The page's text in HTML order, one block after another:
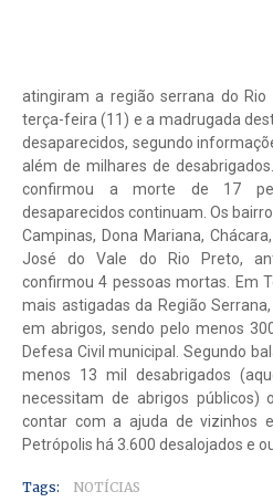
atingiram a região serrana do
terça-feira (11) e a madrugada
desaparecidos, segundo
além de milhares de
confirmou a morte de 17
desaparecidos continuam. Os
Campinas, Dona Mariana,
José do Vale do Rio Preto,
confirmou 4 pessoas mortas. Em
mais astigadas da Região Serrana,
em abrigos, sendo pelo menos
Defesa Civil municipal. Segundo
menos 13 mil desabrigados
necessitam de abrigos públicos)
contar com a ajuda de vizinhos
Petrópolis há 3.600 desalojados e
Tags: NOTÍCIAS